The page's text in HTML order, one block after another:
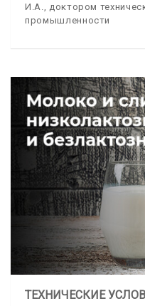
И.А., доктором
промышленности
ТЕХНИЧЕСКИЕ